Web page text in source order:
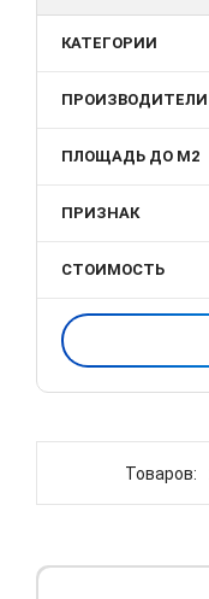
КАТЕГОРИИ
ПРОИЗВОДИТЕЛИ
ПЛОЩАДЬ ДО М2
ПРИЗНАК
СТОИМОСТЬ
Товаров: